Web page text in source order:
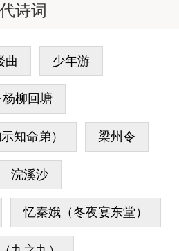
诗词
曲 少年游
杨柳回塘
知命弟） 梁州令
浣溪沙
忆秦娥（冬夜宴东堂）